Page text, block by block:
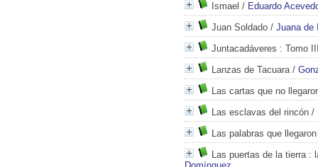
Ismael / Eduardo
Juan Soldado / Juana de
Juntacadáveres : Tomo
Lanzas de Tacuara/
Las cartas que no
Las esclavas del rincón /
Las palabras que llegaron
Las puertas de la tierra: